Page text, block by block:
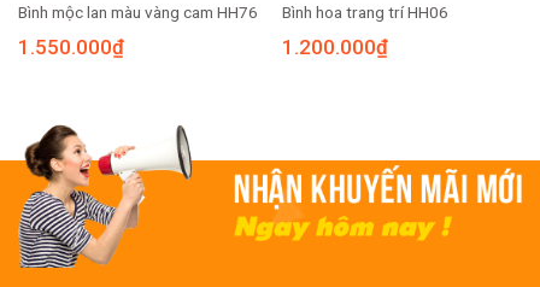
Bình mộc lan màu vàng cam HH76
1.550.000₫
Bình hoa trang trí HH06
1.200.000₫